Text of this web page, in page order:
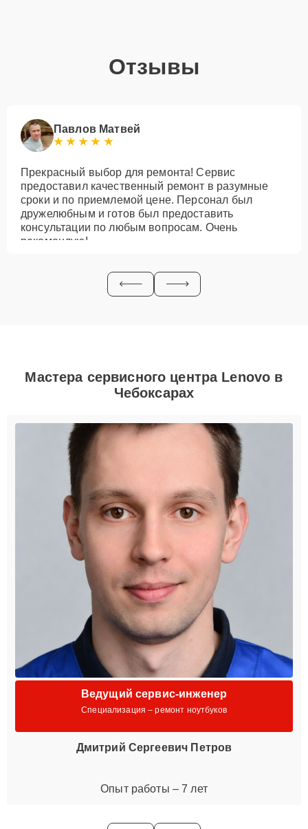
Отзывы
Павлов Матвей
Прекрасный выбор для ремонта! Сервис
предоставил качественный ремонт в разумные
сроки и по приемлемой цене. Персонал был
дружелюбным и готов был предоставить
консультации по любым вопросам. Очень
рекомендую!
Мастера сервисного центра Lenovo в
Чебоксарах
Ведущий сервис-инженер
Специализация – ремонт ноутбуков
Дмитрий Сергеевич Петров
Опыт работы – 7 лет